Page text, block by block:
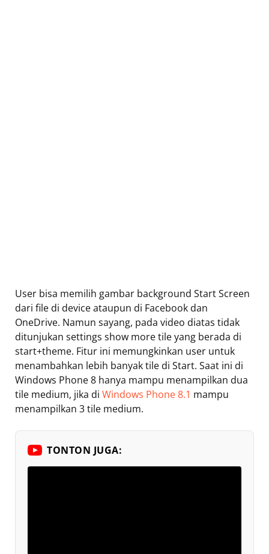
User bisa memilih gambar background Start Screen
dari file di device ataupun di Facebook dan
OneDrive. Namun sayang, pada video diatas tidak
ditunjukan settings show more tile yang berada di
start+theme. Fitur ini memungkinkan user untuk
menambahkan lebih banyak tile di Start. Saat ini di
Windows Phone 8 hanya mampu menampilkan dua
tile medium, jika di Windows Phone 8.1 mampu
menampilkan 3 tile medium.
TONTON JUGA: